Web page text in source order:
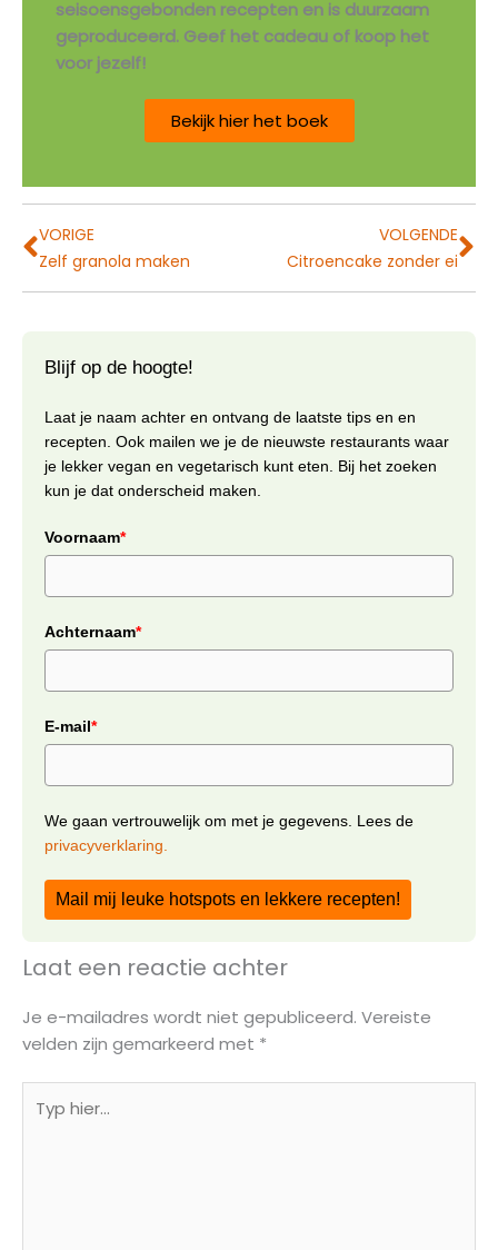
seisoensgebonden recepten en is duurzaam
geproduceerd. Geef het cadeau of koop het
voor jezelf!
Bekijk hier het boek
Vorige
VORIGE
Zelf granola maken
VOLGENDE
Citroencake zonder ei
Blijf op de hoogte!
Laat je naam achter en ontvang de laatste tips en en
recepten. Ook mailen we je de nieuwste restaurants waar
je lekker vegan en vegetarisch kunt eten. Bij het zoeken
kun je dat onderscheid maken.
Voornaam*
Achternaam*
E-mail*
We gaan vertrouwelijk om met je gegevens. Lees de
privacyverklaring.
Mail mij leuke hotspots en lekkere recepten!
Laat een reactie achter
Je e-mailadres wordt niet gepubliceerd. Vereiste
velden zijn gemarkeerd met *
hier...